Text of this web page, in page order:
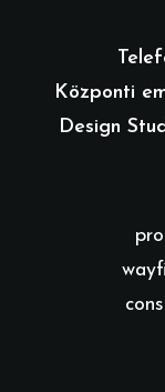
Központi
Design